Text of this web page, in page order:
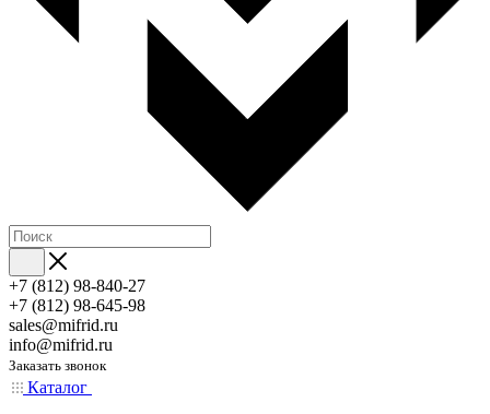
+7 (812) 98-840-27
+7 (812) 98-645-98
sales@mifrid.ru
info@mifrid.ru
Заказать звонок
Каталог